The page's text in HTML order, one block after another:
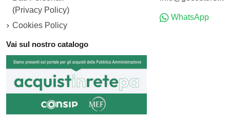
(Privacy Policy)
Cookies Policy
WhatsApp
Vai sul nostro catalogo